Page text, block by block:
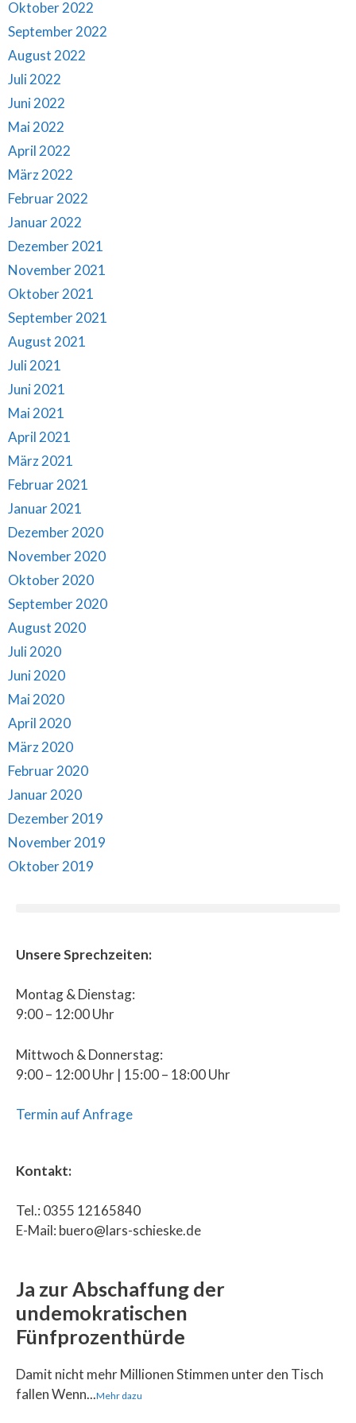
Oktober 2022
September 2022
August 2022
Juli 2022
Juni 2022
Mai 2022
April 2022
März 2022
Februar 2022
Januar 2022
Dezember 2021
November 2021
Oktober 2021
September 2021
August 2021
Juli 2021
Juni 2021
Mai 2021
April 2021
März 2021
Februar 2021
Januar 2021
Dezember 2020
November 2020
Oktober 2020
September 2020
August 2020
Juli 2020
Juni 2020
Mai 2020
April 2020
März 2020
Februar 2020
Januar 2020
Dezember 2019
November 2019
Oktober 2019
Unsere Sprechzeiten:
Montag & Dienstag:
9:00 – 12:00 Uhr
Mittwoch & Donnerstag:
9:00 – 12:00 Uhr | 15:00 – 18:00 Uhr
Termin auf Anfrage
Kontakt:
Tel.: 0355 12165840
E-Mail: buero@lars-schieske.de
Ja zur Abschaffung der
undemokratischen
Fünfprozenthürde
Damit nicht mehr Millionen Stimmen unter den Tisch
fallen Wenn...Mehr dazu